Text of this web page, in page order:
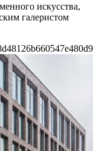
искусства,
галеристом